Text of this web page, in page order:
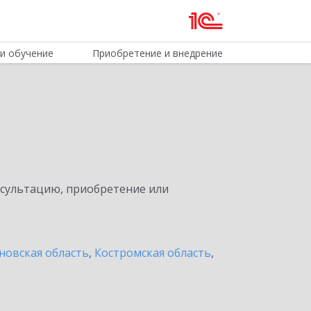
обучение Приобретение и внедрение
приобретение или
область, Костромская область,